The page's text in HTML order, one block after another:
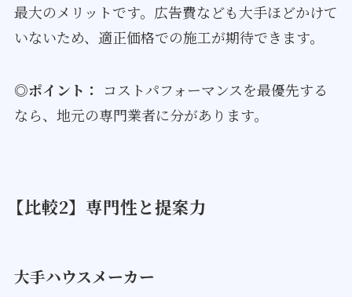
最大のメリットです。広告費なども大手ほどかけて
いないため、適正価格での施工が期待できます。
◎ポイント：
コストパフォーマンスを最優先する
なら、地元の専門業者に分があります。
【比較2】専門性と提案力
大手ハウスメーカー